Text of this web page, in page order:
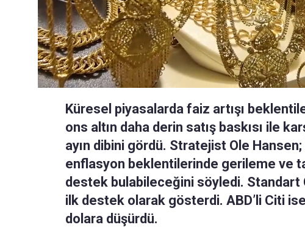
Küresel piyasalarda faiz artışı
ons altın daha derin satış baskısı ile
ayın dibini gördü. Stratejist Ole Hansen;
enflasyon beklentilerinde gerileme ve
destek bulabileceğini söyledi. Standart
ilk destek olarak gösterdi. ABD’li Citi
dolara düşürdü.